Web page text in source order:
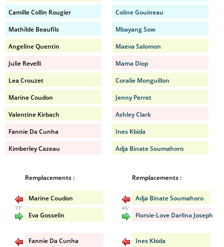
Camille Collin Rougier
Mathilde Beaufils
Angeline Quentin
Julie Revelli
Lea Crouzet
Marine Coudon
Valentine Kirbach
Fannie Da Cunha
Kimberley Cazeau
Coline Gouineau
Mbayang Sow
Maeva Salomon
Mama Diop
Coralie Monguillon
Jenny Perret
Ashley Clark
Ines Kbida
Adja Binate Soumahoro
Remplacements :
Marine Coudon
77'
Eva Gosselin
Fannie Da Cunha
Remplacements :
Adja Binate Soumahoro
45'
Florsie-Love Darlina Joseph
Ines Kbida